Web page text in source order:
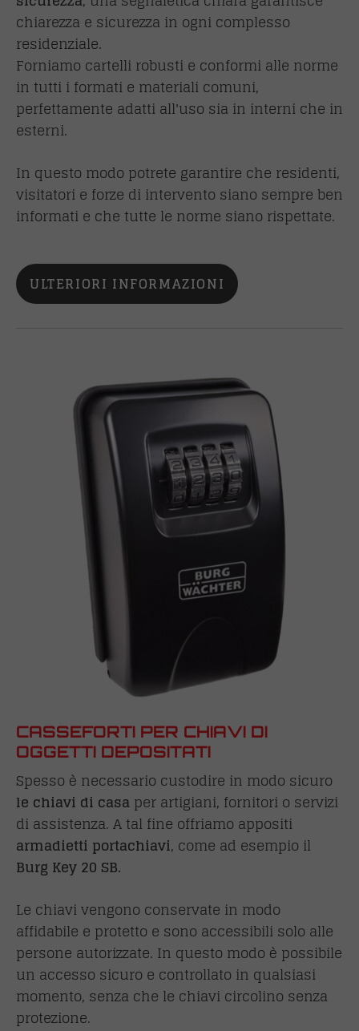
chiarezza e sicurezza in ogni complesso
residenziale.
Forniamo cartelli robusti e conformi alle norme
in tutti i formati e materiali comuni,
perfettamente adatti all'uso sia in interni che in
esterni.
In questo modo potrete garantire che residenti,
visitatori e forze di intervento siano sempre ben
informati e che tutte le norme siano rispettate.
ULTERIORI INFORMAZIONI
CASSEFORTI PER CHIAVI DI
OGGETTI DEPOSITATI
Spesso è necessario custodire in modo sicuro
le chiavi di casaper artigiani, fornitori o servizi
di assistenza. A tal fine offriamo appositi
armadietti portachiavi, come ad esempio il
Burg Key 20 SB.
Le chiavi vengono conservate in modo
affidabile e protetto e sono accessibili solo alle
persone autorizzate. In questo modo è possibile
un accesso sicuro e controllato in qualsiasi
momento, senza che le chiavi circolino senza
protezione.